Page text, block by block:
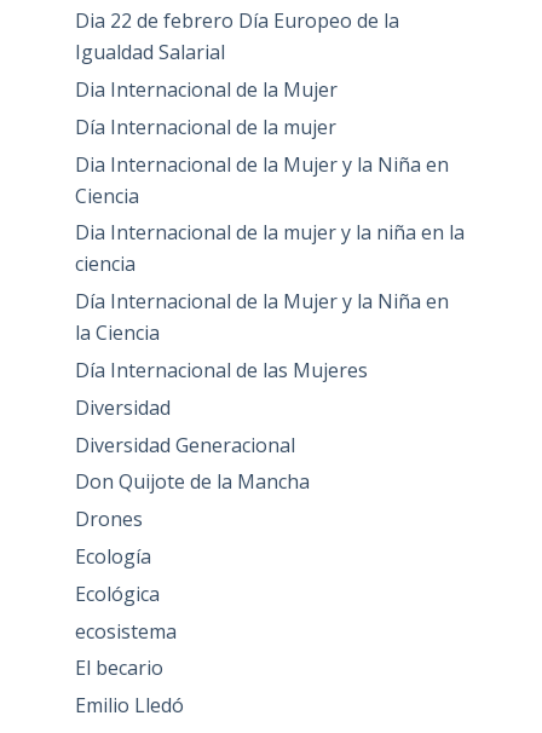
Dia 22 de febrero Día Europeo de la
Igualdad Salarial
Dia Internacional de la Mujer
Día Internacional de la mujer
Dia Internacional de la Mujer y la Niña en
Ciencia
Dia Internacional de la mujer y la niña en la
ciencia
Día Internacional de la Mujer y la Niña en
la Ciencia
Día Internacional de las Mujeres
Diversidad
Diversidad Generacional
Don Quijote de la Mancha
Drones
Ecología
Ecológica
ecosistema
El becario
Emilio Lledó